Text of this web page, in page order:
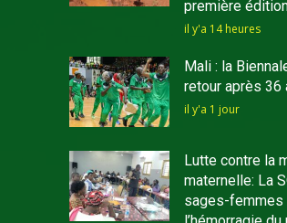
première
il y'a 14 heures
Mali : la
retour après 36
il y'a 1 jour
Lutte contre la
maternelle: La
sages-femmes